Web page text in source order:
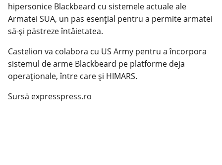
hipersonice Blackbeard cu sistemele actuale ale
Armatei SUA, un pas esențial pentru a permite armatei
să-și păstreze întâietatea.
Castelion va colabora cu US Army pentru a încorpora
sistemul de arme Blackbeard pe platforme deja
operaționale, între care și HIMARS.
Sursă expresspress.ro